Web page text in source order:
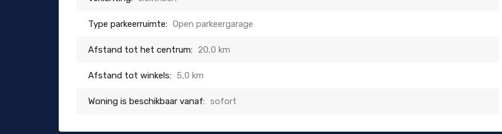
Type parkeerruimte: Open parkeergarage
Afstand tot het centrum: 20,0 km
Afstand tot winkels: 5,0 km
Woning is beschikbaar vanaf: sofort